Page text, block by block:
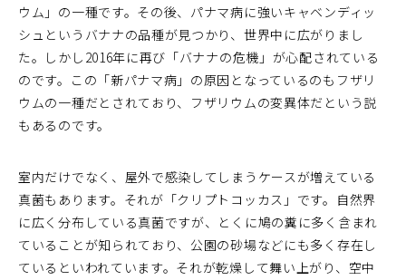
ウム」の一種です。その後、パナマ病に強いキャベンディッ
シュというバナナの品種が見つかり、世界中に広がりまし
た。しかし2016年に再び「バナナの危機」が心配されている
のです。この「新パナマ病」の原因となっているのもフザリ
ウムの一種だとされており、フザリウムの変異体だという説
もあるのです。
室内だけでなく、屋外で感染してしまうケースが増えている
真菌もあります。それが「クリプトコッカス」です。自然界
に広く分布している真菌ですが、とくに鳩の糞に多く含まれ
ていることが知られており、公園の砂場などにも多く存在し
ているといわれています。それが乾燥して舞い上がり、空中